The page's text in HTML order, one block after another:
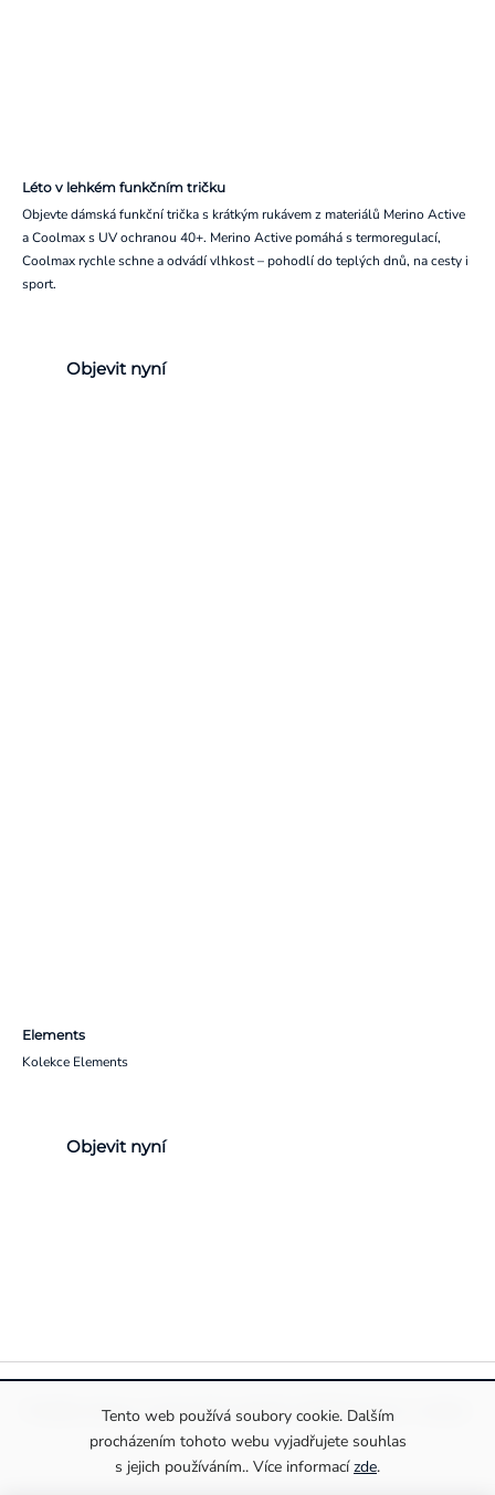
Tento web používá soubory cookie. Dalším
procházením tohoto webu vyjadřujete souhlas
s jejich používáním.. Více informacízde.
Léto v lehkém funkčním tričku
Objevte dámská funkční trička s krátkým rukávem z materiálů Merino Active
a Coolmax s UV ochranou 40+. Merino Active pomáhá s termoregulací,
Coolmax rychle schne a odvádí vlhkost – pohodlí do teplých dnů, na cesty i
sport.
Objevit nyní
Elements
Kolekce Elements
Objevit nyní
Pravidla ochrany a zpracování osobních údajůInformace o cookies